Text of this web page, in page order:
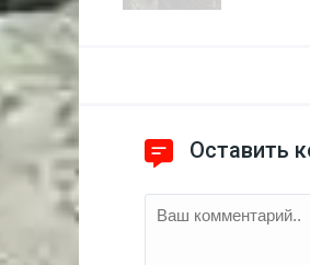
Оставить